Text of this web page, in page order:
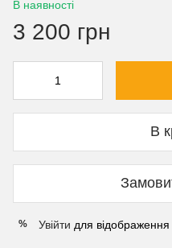
В наявності
3 200 грн
В
% Увійти для відображення